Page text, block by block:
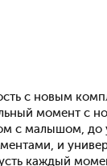
с новым
момент с
с малышом, до
и
каждый